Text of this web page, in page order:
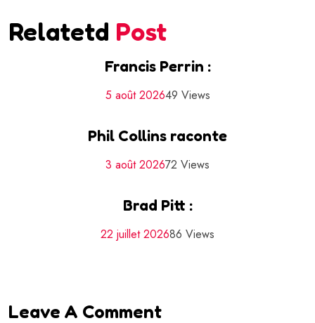
Relatetd Post
Francis Perrin :
5 août 202649 Views
Phil Collins raconte
3 août 202672 Views
Brad Pitt :
22 juillet 202686 Views
Leave A Comment